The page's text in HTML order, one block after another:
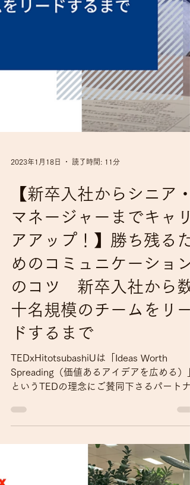
2023年1月18日 読了時間: 11分
【新卒入社からシニア・
マネージャーまでキャリ
アアップ！】勝ち残るた
めのコミュニケーション
のコツ 新卒入社から数
十名規模のチームをリー
ドするまで
TEDxHitotsubashiUは「Ideas Worth
企業の方々と共に運営を行っています。 今
回はTEDxHitotsubashiUをサポートしてく